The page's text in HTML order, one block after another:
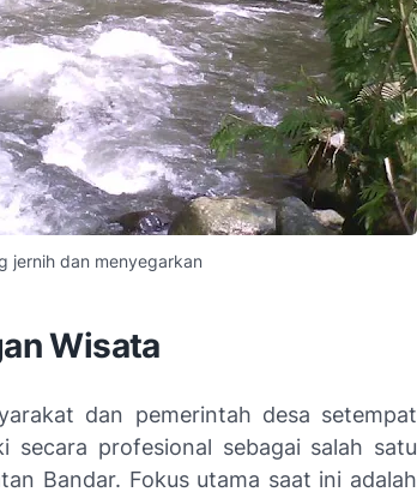
jernih dan menyegarkan
Wisata
dan pemerintah desa setempat
secara profesional sebagai salah satu
Bandar. Fokus utama saat ini adalah